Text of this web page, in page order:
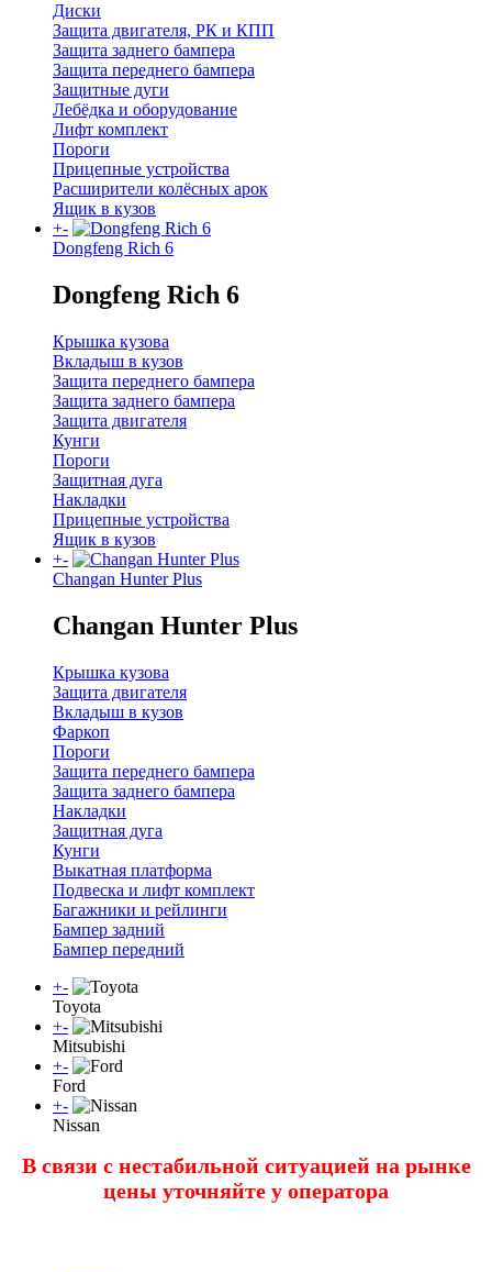
Диски
Защита двигателя, РК и КПП
Защита заднего бампера
Защита переднего бампера
Защитные дуги
Лебёдка и оборудование
Лифт комплект
Пороги
Прицепные устройства
Расширители колёсных арок
Ящик в кузов
+-
Dongfeng Rich 6
Dongfeng Rich 6
Крышка кузова
Вкладыш в кузов
Защита переднего бампера
Защита заднего бампера
Защита двигателя
Кунги
Пороги
Защитная дуга
Накладки
Прицепные устройства
Ящик в кузов
+-
Changan Hunter Plus
Changan Hunter Plus
Крышка кузова
Защита двигателя
Вкладыш в кузов
Фаркоп
Пороги
Защита переднего бампера
Защита заднего бампера
Накладки
Защитная дуга
Кунги
Выкатная платформа
Подвеска и лифт комплект
Багажники и рейлинги
Бампер задний
Бампер передний
+-
Toyota
+-
Mitsubishi
+-
Ford
+-
Nissan
В связи с нестабильной ситуацией на рынке
цены уточняйте у оператора